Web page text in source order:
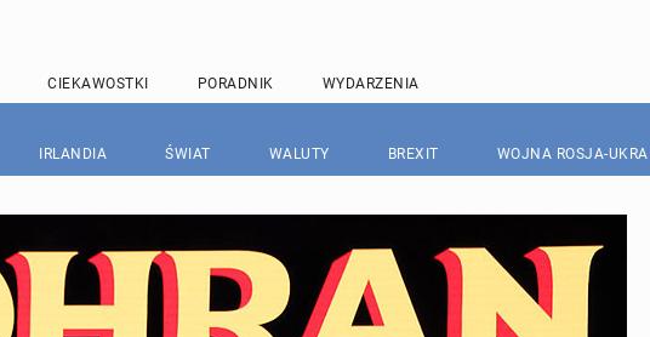
CIEKAWOSTKI PORADNIK WYDARZENIA
IRLANDIA ŚWIAT WALUTY BREXIT WOJNA ROSJA-